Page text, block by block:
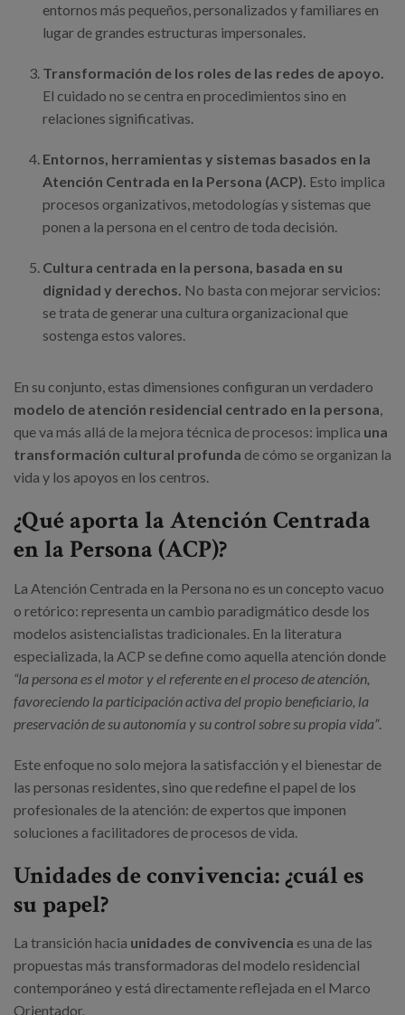
entornos más pequeños, personalizados y familiares en
lugar de grandes estructuras impersonales.
Transformación de los roles de las redes de apoyo.
El cuidado no se centra en procedimientos sino en
relaciones significativas.
Entornos, herramientas y sistemas basados en la
Atención Centrada en la Persona (ACP). Esto implica
procesos organizativos, metodologías y sistemas que
ponen a la persona en el centro de toda decisión.
Cultura centrada en la persona, basada en su
dignidad y derechos. No basta con mejorar servicios:
se trata de generar una cultura organizacional que
sostenga estos valores.
En su conjunto, estas dimensiones configuran un verdadero
modelo de atención residencial centrado en la persona,
que va más allá de la mejora técnica de procesos: implica una
transformación cultural profunda de cómo se organizan la
vida y los apoyos en los centros.
¿Qué aporta la Atención Centrada
en la Persona (ACP)?
La Atención Centrada en la Persona no es un concepto vacuo
o retórico: representa un cambio paradigmático desde los
modelos asistencialistas tradicionales. En la literatura
especializada, la ACP se define como aquella atención donde
“la persona es el motor y el referente en el proceso de atención,
favoreciendo la participación activa del propio beneficiario, la
preservación de su autonomía y su control sobre su propia vida”.
Este enfoque no solo mejora la satisfacción y el bienestar de
las personas residentes, sino que redefine el papel de los
profesionales de la atención: de expertos que imponen
soluciones a facilitadores de procesos de vida.
Unidades de convivencia: ¿cuál es
su papel?
La transición hacia unidades de convivencia es una de las
propuestas más transformadoras del modelo residencial
contemporáneo y está directamente reflejada en el Marco
Orientador.